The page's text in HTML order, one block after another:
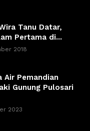
Tanu Datar,
Pertama di...
2018
Air Pemandian
Gunung Pulosari
2023